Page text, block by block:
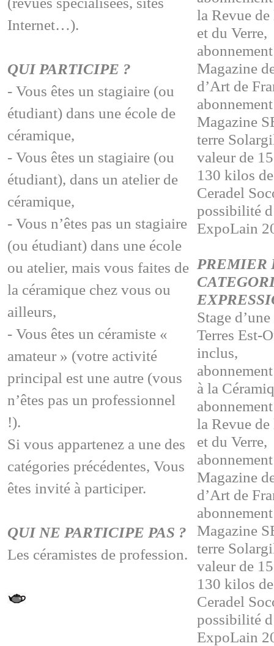
la Revue
et du Verre,
Magazine
d’Art de
Magazine
terre
valeur de
130 kilos
Ceradel
possibilité
ExpoLain
PREMIER
Stage
Terres Est-
inclus,
à la
la Revue
et du Verre,
Magazine
d’Art de
Magazine
terre
valeur de
130 kilos
Ceradel
possibilité
ExpoLain
Internet…).
QUI PARTICIPE ?
- Vous êtes un stagiaire (ou
étudiant) dans une école de
céramique,
- Vous êtes un stagiaire (ou
étudiant), dans un atelier de
céramique,
- Vous n’êtes pas un stagiaire
(ou étudiant) dans une école
ou atelier, mais vous faites de
la céramique chez vous ou
ailleurs,
- Vous êtes un céramiste «
amateur » (votre activité
principal est une autre (vous
n’êtes pas un professionnel
!).
Si vous appartenez a une des
catégories précédentes, Vous
êtes invité à participer.
QUI NE PARTICIPE PAS ?
Les céramistes de profession.